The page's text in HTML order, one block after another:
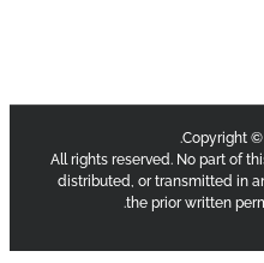
All rights reserved.
distributed, or
the prior